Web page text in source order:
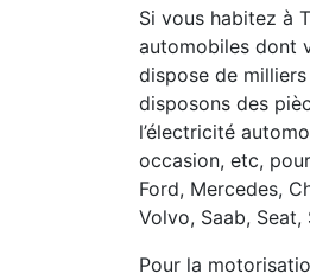
Si vous habitez à
automobiles dont
dispose de
disposons des
l’électricité
occasion, etc,
Ford, Mercedes,
Volvo, Saab, Seat,
Pour la